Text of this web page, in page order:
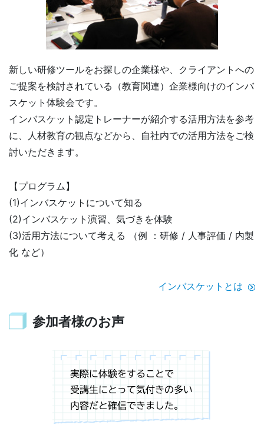
新しい研修ツールをお探しの企業様や、クライアントへの
ご提案を検討されている（教育関連）企業様向けのインバ
スケット体験会です。
インバスケット認定トレーナーが紹介する活用方法を参考
に、人材教育の観点などから、自社内での活用方法をご検
討いただきます。
【プログラム】
(1)インバスケットについて知る
(2)インバスケット演習、気づきを体験
(3)活用方法について考える （例 ：研修 / 人事評価 / 内製
化 など）
インバスケットとは
参加者様のお声